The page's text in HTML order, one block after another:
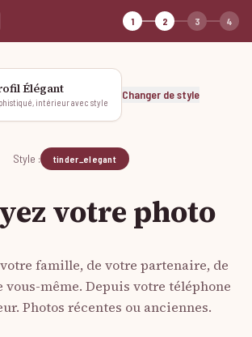
1 2 3 4
Élégant
intérieur avec style
Changer de style
Style : tinder_elegant
votre photo
famille, de votre partenaire, de
vous-même. Depuis votre téléphone
Photos récentes ou anciennes.